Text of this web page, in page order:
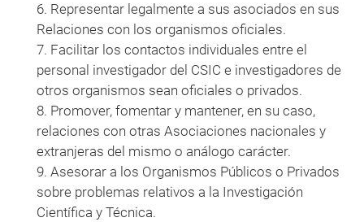
6. Representar legalmente a sus asociados en sus
Relaciones con los organismos oficiales.
7. Facilitar los contactos individuales entre el
personal investigador del CSIC e investigadores de
otros organismos sean oficiales o privados.
8. Promover, fomentar y mantener, en su caso,
relaciones con otras Asociaciones nacionales y
extranjeras del mismo o análogo carácter.
9. Asesorar a los Organismos Públicos o Privados
sobre problemas relativos a la Investigación
Científica y Técnica.